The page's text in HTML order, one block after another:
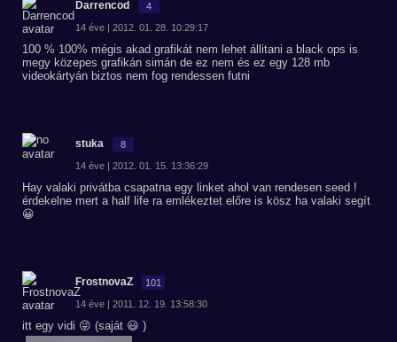
Darrencod 4
14 éve | 2012. 01. 28. 10:29:17
100 % 100% mégis akad grafikát nem lehet állitani a black ops is
megy közepes grafikán simán de ez nem és ez egy 128 mb
videokártyán biztos nem fog rendessen futni
stuka 8
14 éve | 2012. 01. 15. 13:36:29
Hay valaki privátba csapatna egy linket ahol van rendesen seed !
érdekelne mert a half life ra emlékeztet előre is kösz ha valaki segít
😀
FrostnovaZ 101
14 éve | 2011. 12. 19. 13:58:30
itt egy vidi 😜 (saját 😃 )